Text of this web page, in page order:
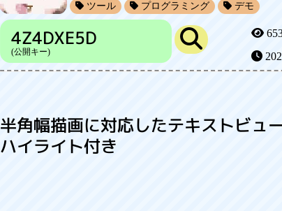
ツール
プログラミング デモ
4Z4DXE5D
(公開キー)
半角幅描画に対応したテキストビュ
ハイライト付き